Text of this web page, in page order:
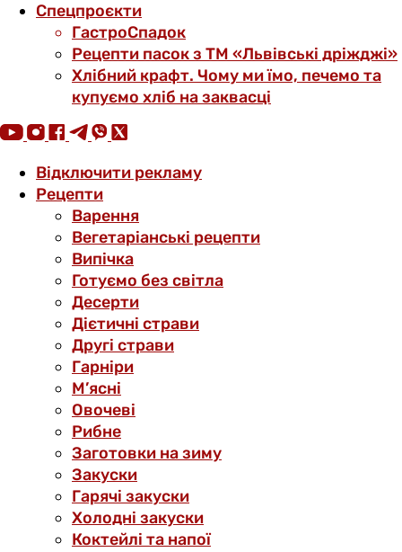
Спецпроєкти
ГастроСпадок
Рецепти пасок з ТМ «Львівські дріжджі»
Хлібний крафт. Чому ми їмо, печемо та
купуємо хліб на заквасці
Відключити рекламу
Рецепти
Варення
Вегетаріанські рецепти
Випічка
Готуємо без світла
Десерти
Дієтичні страви
Другі страви
Гарніри
М’ясні
Овочеві
Рибне
Заготовки на зиму
Закуски
Гарячі закуски
Холодні закуски
Коктейлі та напої